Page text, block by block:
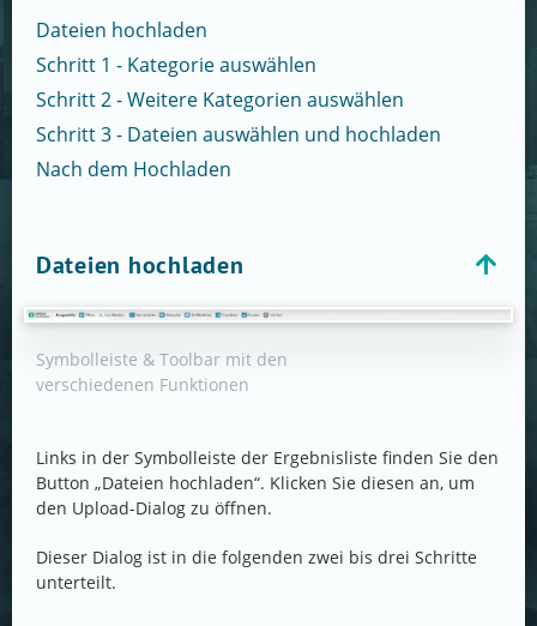
Dateien hochladen
Schritt 1 - Kategorie auswählen
Schritt 2 - Weitere Kategorien auswählen
Schritt 3 - Dateien auswählen und hochladen
Nach dem Hochladen
Dateien hochladen
Symbolleiste & Toolbar mit den
verschiedenen Funktionen
Links in der Symbolleiste der Ergebnisliste finden Sie den
Button „Dateien hochladen“. Klicken Sie diesen an, um
den Upload-Dialog zu öffnen.
Dieser Dialog ist in die folgenden zwei bis drei Schritte
unterteilt.